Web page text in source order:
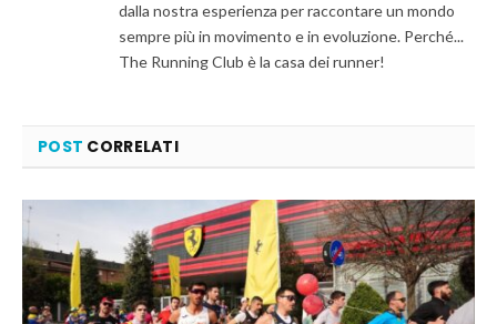
dalla nostra esperienza per raccontare un mondo
sempre più in movimento e in evoluzione. Perché...
The Running Club è la casa dei runner!
POST CORRELATI